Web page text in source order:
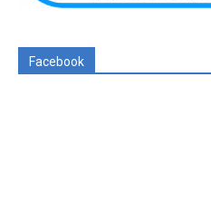
Facebook